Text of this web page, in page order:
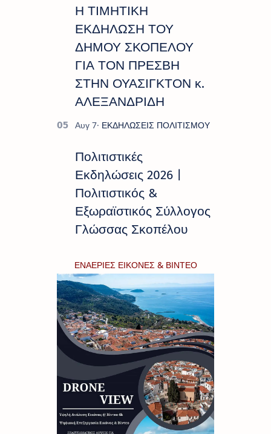
Η ΤΙΜΗΤΙΚΗ
ΕΚΔΗΛΩΣΗ ΤΟΥ
ΔΗΜΟΥ ΣΚΟΠΕΛΟΥ
ΓΙΑ ΤΟΝ ΠΡΕΣΒΗ
ΣΤΗΝ ΟΥΑΣΙΓΚΤΟΝ κ.
ΑΛΕΞΑΝΔΡΙΔΗ
Πολιτιστικές
Εκδηλώσεις 2026 |
Πολιτιστικός &
Εξωραϊστικός Σύλλογος
Γλώσσας Σκοπέλου
ΕΝΑΕΡΙΕΣ ΕΙΚΟΝΕΣ & ΒΙΝΤΕΟ